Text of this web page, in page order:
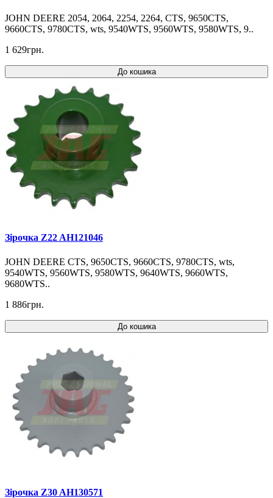
JOHN DEERE 2054, 2064, 2254, 2264, CTS, 9650CTS,
9660CTS, 9780CTS, wts, 9540WTS, 9560WTS, 9580WTS, 9..
1 629грн.
До кошика
Зірочка Z22 AH121046
JOHN DEERE CTS, 9650CTS, 9660CTS, 9780CTS, wts,
9540WTS, 9560WTS, 9580WTS, 9640WTS, 9660WTS,
9680WTS..
1 886грн.
До кошика
Зірочка Z30 AH130571